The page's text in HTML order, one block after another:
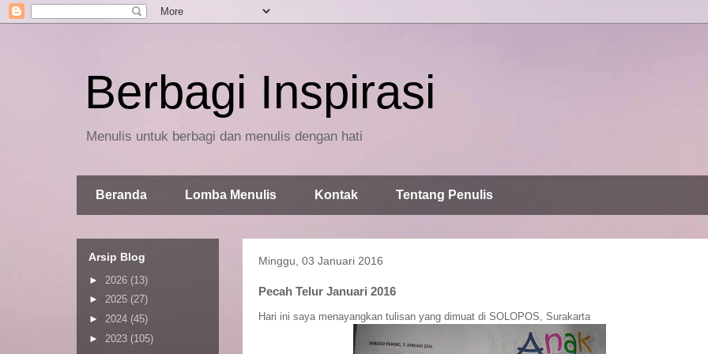
Berbagi Inspirasi
Menulis untuk berbagi dan menulis dengan hati
Beranda Lomba Menulis Kontak Tentang Penulis
Minggu, 03 Januari 2016
Pecah Telur Januari 2016
Hari ini saya menayangkan tulisan yang dimuat di SOLOPOS, Surakarta
Arsip Blog
► 2026 (13)
► 2025 (27)
► 2024 (45)
► 2023 (105)